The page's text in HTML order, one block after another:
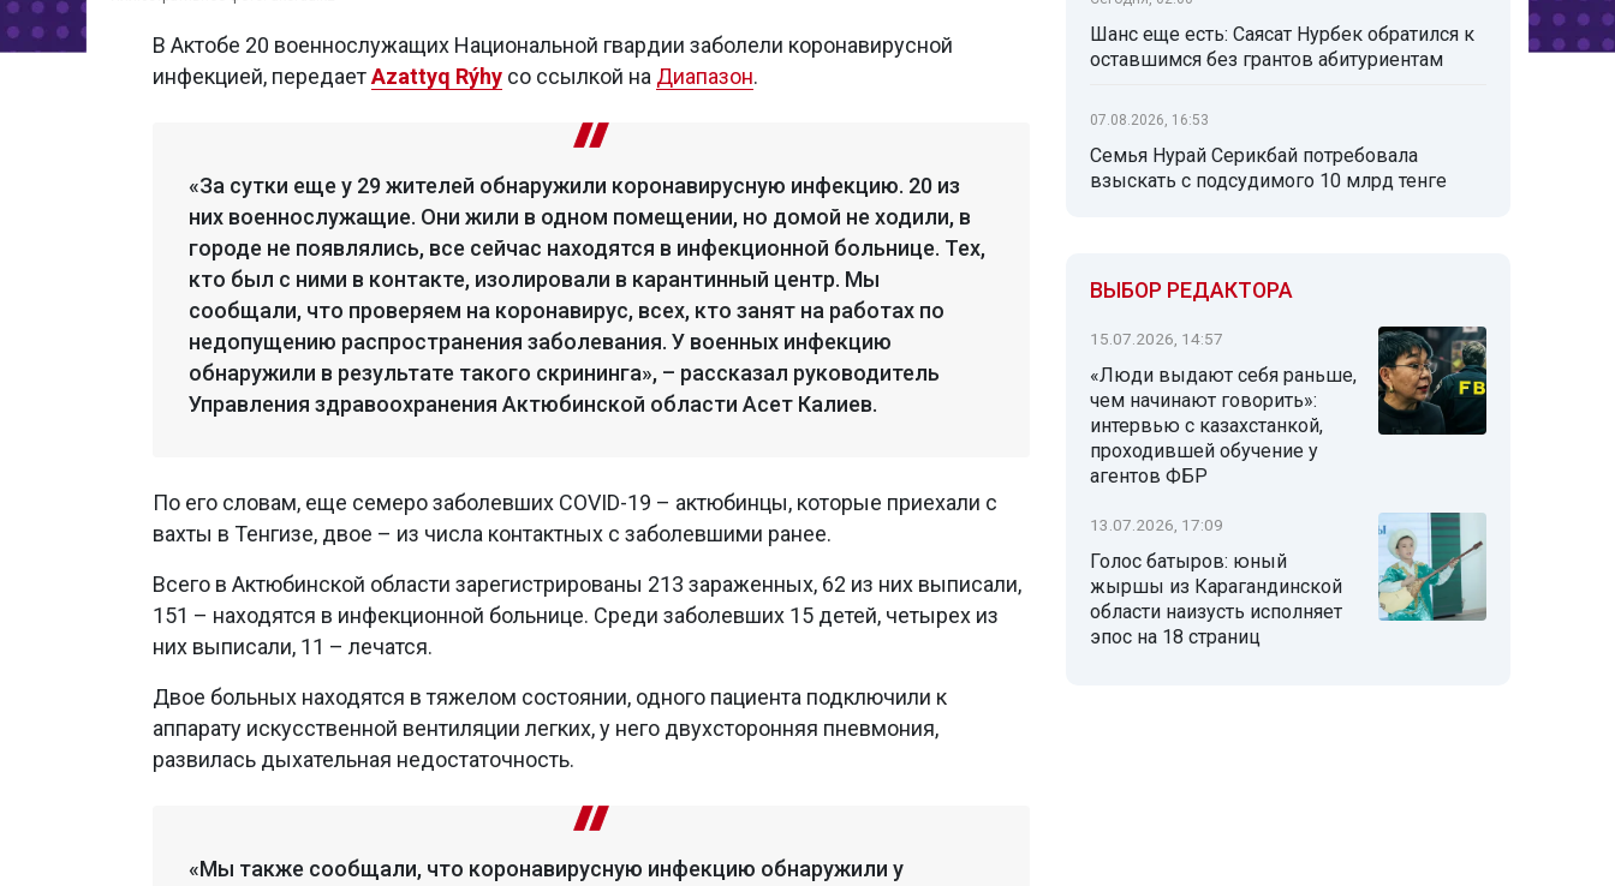
В Актобе 20 военнослужащих Национальной гвардии заболели коронавирусной
инфекцией, передаетAzattyq Rýhy со ссылкой на Диапазон.
«За сутки еще у 29 жителей обнаружили коронавирусную инфекцию. 20 из
них военнослужащие. Они жили в одном помещении, но домой не ходили, в
городе не появлялись, все сейчас находятся в инфекционной больнице. Тех,
кто был с ними в контакте, изолировали в карантинный центр. Мы
сообщали, что проверяем на коронавирус, всех, кто занят на работах по
недопущению распространения заболевания. У военных инфекцию
обнаружили в результате такого скрининга», – рассказал руководитель
Управления здравоохранения Актюбинской области Асет Калиев.
По его словам, еще семеро заболевших COVID-19 – актюбинцы, которые приехали с
вахты в Тенгизе, двое – из числа контактных с заболевшими ранее.
Всего в Актюбинской области зарегистрированы 213 зараженных, 62 из них выписали,
151 – находятся в инфекционной больнице. Среди заболевших 15 детей, четырех из
них выписали, 11 – лечатся.
Двое больных находятся в тяжелом состоянии, одного пациента подключили к
аппарату искусственной вентиляции легких, у него двухсторонняя пневмония,
развилась дыхательная недостаточность.
«Мы также сообщали, что коронавирусную инфекцию обнаружили у
Шанс еще есть: Саясат Нурбек обратился к
оставшимся без грантов абитуриентам
07.08.2026, 16:53
Семья Нурай Серикбай потребовала
взыскать с подсудимого 10 млрд тенге
ВЫБОР РЕДАКТОРА
15.07.2026, 14:57
«Люди выдают себя раньше,
чем начинают говорить»:
интервью с казахстанкой,
проходившей обучение у
агентов ФБР
13.07.2026, 17:09
Голос батыров: юный
жыршы из Карагандинской
области наизусть исполняет
эпос на 18 страниц